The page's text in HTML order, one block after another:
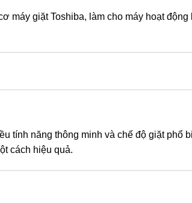
máy giặt Toshiba, làm cho máy hoạt động
tính năng thông minh và chế độ giặt phổ
cách hiệu quả.